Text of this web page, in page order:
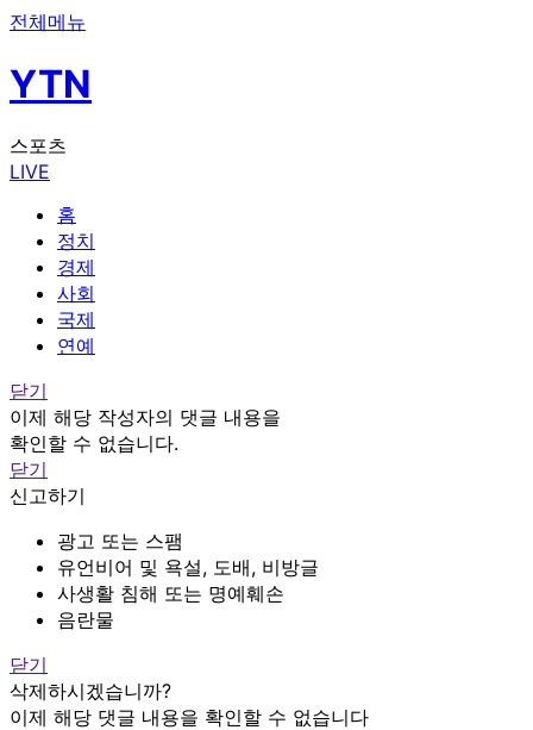
전체메뉴
YTN
스포츠
LIVE
홈
정치
경제
사회
국제
연예
닫기
이제 해당 작성자의 댓글 내용을
확인할 수 없습니다.
닫기
신고하기
광고 또는 스팸
유언비어 및 욕설, 도배, 비방글
사생활 침해 또는 명예훼손
음란물
닫기
삭제하시겠습니까?
이제 해당 댓글 내용을 확인할 수 없습니다